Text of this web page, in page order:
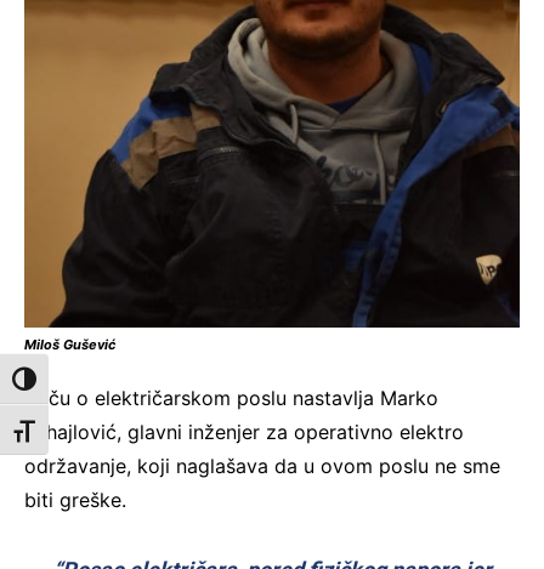
Toggle High Contrast
Toggle Font size
Miloš Gušević
Priču o električarskom poslu nastavlja Marko
Mihajlović, glavni inženjer za operativno elektro
održavanje, koji naglašava da u ovom poslu ne sme
biti greške.